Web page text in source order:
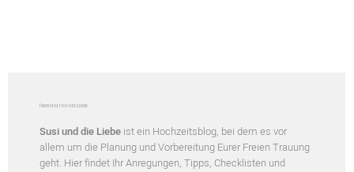
ÜBER SUSI UND DIE LIEBE
Susi und die Liebe ist ein Hochzeitsblog, bei dem es vor
allem um die Planung und Vorbereitung Eurer Freien Trauung
geht. Hier findet Ihr Anregungen, Tipps, Checklisten und